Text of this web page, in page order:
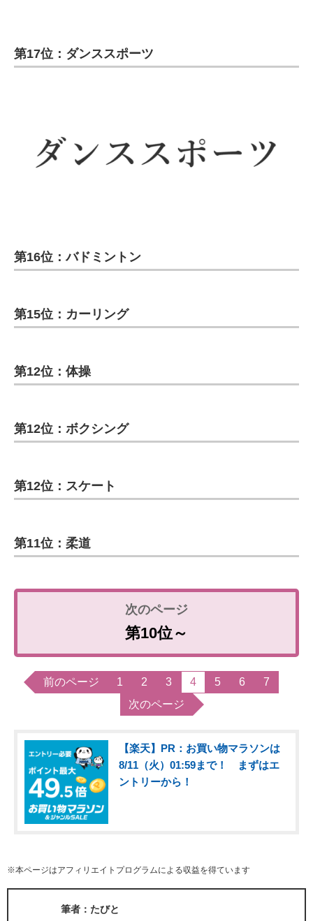
第17位：ダンススポーツ
第16位：バドミントン
第15位：カーリング
第12位：体操
第12位：ボクシング
第12位：スケート
第11位：柔道
第10位～
前のページ 1 2 3 4 5 6
7
次のページ
【楽天】PR：お買い物マラソンは
8/11（火）01:59まで！ まずはエ
ントリーから！
※本ページはアフィリエイトプログラムによる収益を得ています
筆者：たびと